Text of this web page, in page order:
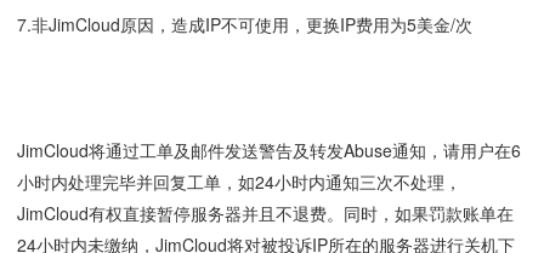
7.非JimCloud原因，造成IP不可使用，更换IP费用为5美金/次
JimCloud将通过工单及邮件发送警告及转发Abuse通知，请用户在6
小时内处理完毕并回复工单，如24小时内通知三次不处理，
JimCloud有权直接暂停服务器并且不退费。同时，如果罚款账单在
24小时内未缴纳，JimCloud将对被投诉IP所在的服务器进行关机下